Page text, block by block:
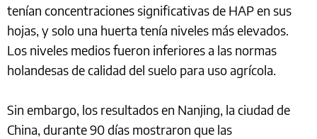
tenían concentraciones significativas de HAP en sus
hojas, y solo una huerta tenía niveles más elevados.
Los niveles medios fueron inferiores a las normas
holandesas de calidad del suelo para uso agrícola.
Sin embargo, los resultados en Nanjing, la ciudad de
China, durante 90 días mostraron que las